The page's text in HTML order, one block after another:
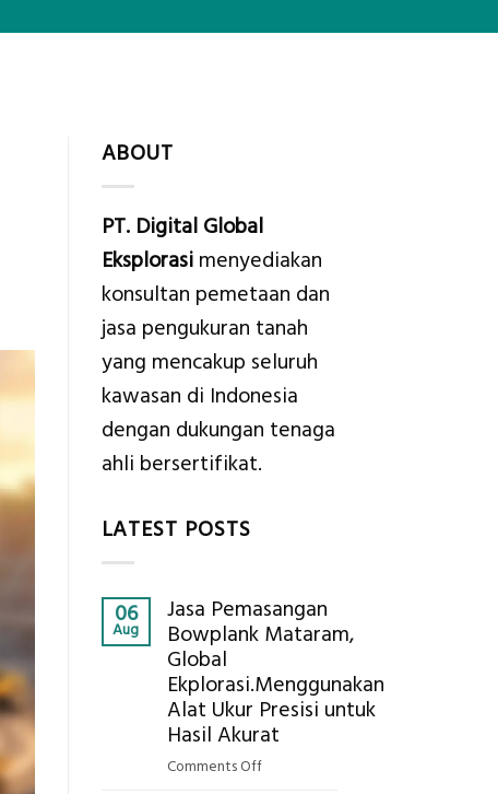
ABOUT
PT. Digital Global
Eksplorasimenyediakan
konsultan pemetaan dan
jasa pengukuran tanah
yang mencakup seluruh
kawasan di Indonesia
dengan dukungan tenaga
ahli bersertifikat.
LATEST POSTS
06
Aug
Jasa Pemasangan
Bowplank Mataram,
Global
Ekplorasi.Menggunakan
Alat Ukur Presisi untuk
Hasil Akurat
Comments Offon